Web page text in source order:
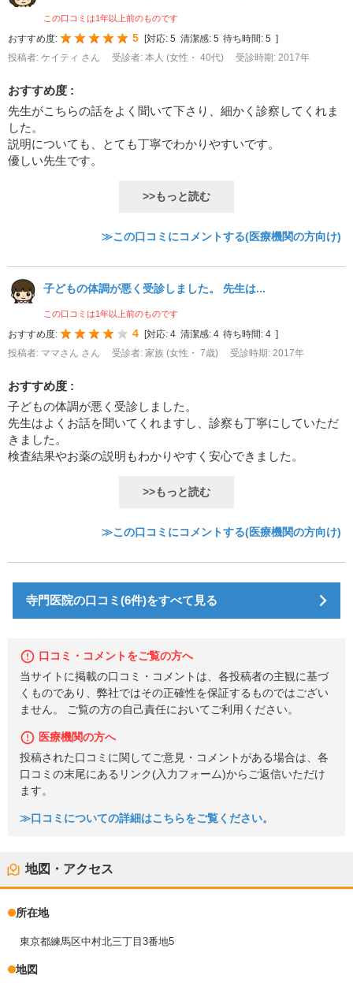
この口コミは1年以上前のものです
おすすめ度: 5 [対応: 5 清潔感: 5 待ち時間: 5 ]
投稿者: ケイティ さん
受診者: 本人 (女性・ 40代) 受診時期: 2017年
おすすめ度 :
先生がこちらの話をよく聞いて下さり、細かく診察してくれま
した。
説明についても、とても丁寧でわかりやすいです。
優しい先生です。
>>もっと読む
≫この口コミにコメントする(医療機関の方向け)
子どもの体調が悪く受診しました。 先生は...
この口コミは1年以上前のものです
おすすめ度: 4 対応: 4 清潔感: 4 待ち時間: 4
投稿者: ママさん さん
受診者: 家族 (女性・ 7歳) 受診時期: 2017年
おすすめ度 :
子どもの体調が悪く受診しました。
先生はよくお話を聞いてくれますし、診察も丁寧にしていただ
きました。
検査結果やお薬の説明もわかりやすく安心できました。
>>もっと読む
≫この口コミにコメントする(医療機関の方向け)
寺門医院の口コミ(6件)をすべて見る
口コミ・コメントをご覧の方へ
当サイトに掲載の口コミ・コメントは、各投稿者の主観に基づ
くものであり、弊社ではその正確性を保証するものではござい
ません。 ご覧の方の自己責任においてご利用ください。
医療機関の方へ
投稿された口コミに関してご意見・コメントがある場合は、各
口コミの末尾にあるリンク(入力フォーム)からご返信いただけ
ます。
≫口コミについての詳細はこちらをご覧ください。
地図・アクセス
所在地
東京都練馬区中村北三丁目3番地5
地図